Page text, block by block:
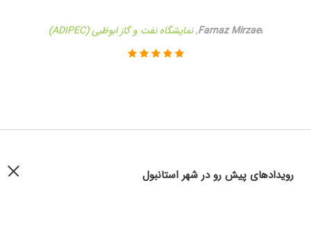
Farnaz Mirzaei
,نمایشگاه نفت و گاز ابوظبی (ADIPEC)
رویداد‌های پیش رو در شهر استانبول